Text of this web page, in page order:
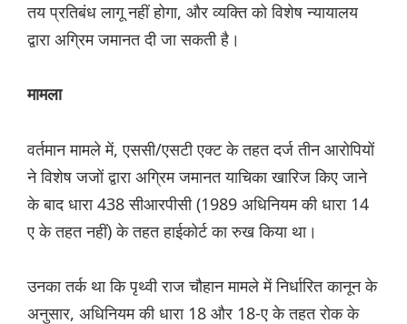
तय प्रतिबंध लागू नहीं होगा, और व्यक्ति को विशेष न्यायालय
द्वारा अग्रिम जमानत दी जा सकती है।
मामला
वर्तमान मामले में, एससी/एसटी एक्ट के तहत दर्ज तीन आरोपियों
ने विशेष जजों द्वारा अग्रिम जमानत याचिका खारिज किए जाने
के बाद धारा 438 सीआरपीसी (1989 अधिनियम की धारा 14
ए के तहत नहीं) के तहत हाईकोर्ट का रुख किया था।
उनका तर्क था कि पृथ्वी राज चौहान मामले में निर्धारित कानून के
अनुसार, अधिनियम की धारा 18 और 18-ए के तहत रोक के